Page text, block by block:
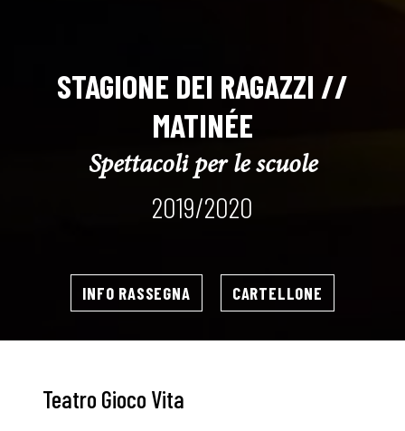
STAGIONE DEI RAGAZZI //
MATINÉE
Spettacoli per le scuole
2019/2020
INFO RASSEGNA CARTELLONE
Teatro Gioco Vita